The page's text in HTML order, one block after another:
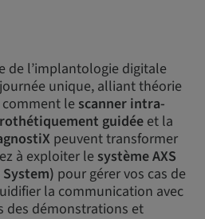
de l’implantologie digitale
unique, alliant théorie
lescanner intra-
guidée et la
peuvent transformer
à exploiter le système AXS
pour gérer vos cas de
la communication avec
des démonstrations et